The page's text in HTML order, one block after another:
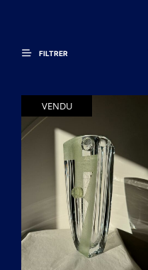
FILTRER
VENDU